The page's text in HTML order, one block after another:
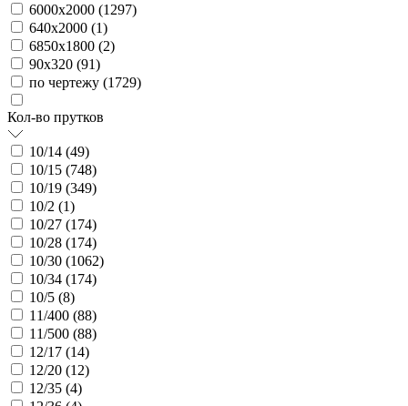
6000х2000 (1297)
640х2000 (1)
6850х1800 (2)
90х320 (91)
по чертежу (1729)
Кол-во прутков
10/14 (49)
10/15 (748)
10/19 (349)
10/2 (1)
10/27 (174)
10/28 (174)
10/30 (1062)
10/34 (174)
10/5 (8)
11/400 (88)
11/500 (88)
12/17 (14)
12/20 (12)
12/35 (4)